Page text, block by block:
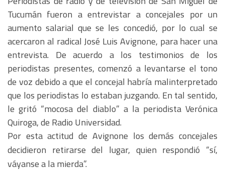
Tucumán fueron a entrevistar a concejales por un
aumento salarial que se les concedió, por lo cual se
acercaron al radical José Luis Avignone, para hacer una
entrevista. De acuerdo a los testimonios de los
periodistas presentes, comenzó a levantarse el tono
de voz debido a que el concejal habría malinterpretado
que los periodistas lo estaban juzgando. En tal sentido,
le gritó “mocosa del diablo” a la periodista Verónica
Quiroga, de Radio Universidad.
Por esta actitud de Avignone los demás concejales
decidieron retirarse del lugar, quien respondió “sí,
váyanse a la mierda”.